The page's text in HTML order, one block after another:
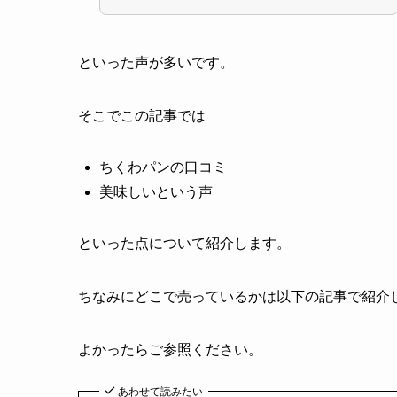
といった声が多いです。
そこでこの記事では
ちくわパンの口コミ
美味しいという声
といった点について紹介します。
ちなみにどこで売っているかは以下の記事で紹介
よかったらご参照ください。
あわせて読みたい